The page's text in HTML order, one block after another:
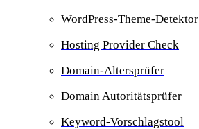
WordPress-Theme-Detektor
Hosting Provider Check
Domain-Altersprüfer
Domain Autoritätsprüfer
Keyword-Vorschlagstool